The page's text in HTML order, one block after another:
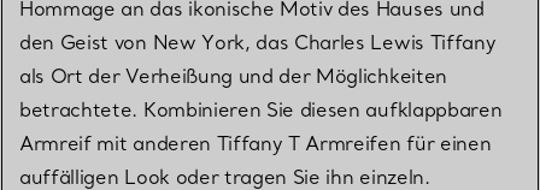
Hommage an das ikonische Motiv des Hauses und
den Geist von New York, das Charles Lewis Tiffany
als Ort der Verheißung und der Möglichkeiten
betrachtete. Kombinieren Sie diesen aufklappbaren
Armreif mit anderen Tiffany T Armreifen für einen
auffälligen Look oder tragen Sie ihn einzeln.